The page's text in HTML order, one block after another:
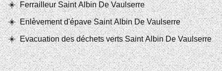
Ferrailleur Saint Albin De Vaulserre
Enlèvement d'épave Saint Albin De Vaulserre
Evacuation des déchets verts Saint Albin De Vaulserre